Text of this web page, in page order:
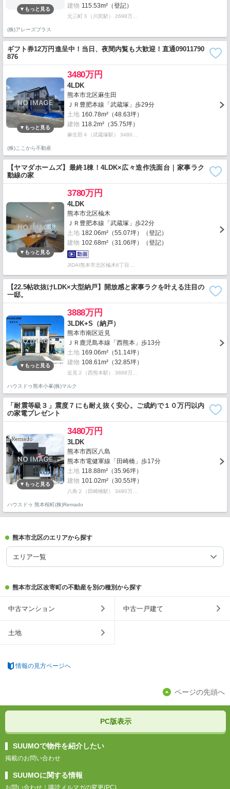
建物 115.53m²（登記）
元三町３（川尻駅） 2698万…
(株)アレーズプラス
ギフト券12万円進呈中！当日、夜間内覧も大歓迎！直通09011790
876
3480万円
4LDK
熊本市北区麻生田
ＪＲ豊肥本線「武蔵塚」歩29分
土地 160.78m²（48.63坪）
建物 118.2m²（35.75坪）
麻生田４（武蔵塚駅） 3480…
(株)ここから不動産
【ヤマダホームズ】最終1棟！4LDK×広々造作洗面台｜家事ラク
動線の家
3780万円
4LDK
熊本市北区楡木
ＪＲ豊肥本線「武蔵塚」歩22分
土地 182.06m²（55.07坪）（登記）
建物 102.68m²（31.06坪）（登記）
JIDAI熊本市北区楡木6丁目…
【22.5帖吹抜けLDK×大型納戸】開放感と家事ラクを叶える注目の
一邸。
3888万円
3LDK+S（納戸）
熊本市南区近見
ＪＲ鹿児島本線「西熊本」歩13分
土地 169.06m²（51.14坪）
建物 108.61m²（32.85坪）
近見２（西熊本駅） 3888万…
ハウスドゥ熊本小峯(株)マルク
「耐震等級３」震度７にも耐え抜く安心。ご成約で１０万円以内
の家電プレゼント
3480万円
3LDK
熊本市西区八島
熊本市電健軍線「田崎橋」歩17分
土地 118.88m²（35.96坪）
建物 101.02m²（30.55坪）
八島２（田崎橋駅） 3480万…
ハウスドゥ 熊本桜町(株)Remado
熊本市北区のエリアから探す
エリア一覧
熊本市北区改寄町の不動産を別の種別から探す
中古マンション 中古一戸建て
土地
情報の見方ページへ
ページの先頭へ
PC版表示
SUUMOで物件を紹介したい
掲載のお問い合わせ
SUUMOに関する情報
お問い合わせ 購読メルマガの変更(PC)